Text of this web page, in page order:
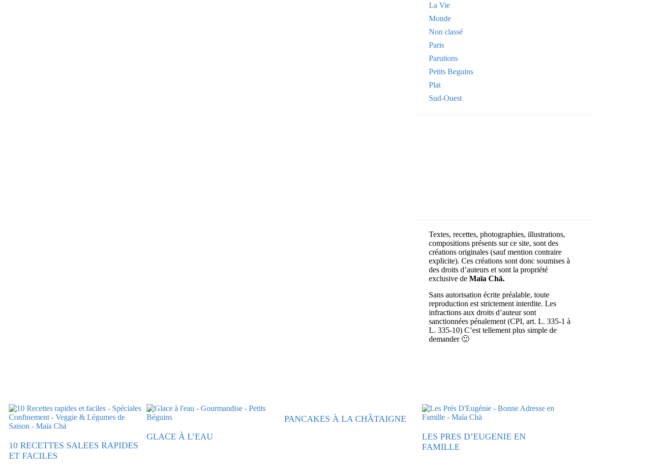
La Vie
Monde
Non classé
Paris
Parutions
Petits Beguins
Plat
Sud-Ouest
Textes, recettes, photographies, illustrations,
compositions présents sur ce site, sont des
créations originales (sauf mention contraire
explicite). Ces créations sont donc soumises à
des droits d’auteurs et sont la propriété
exclusive de Maïa Chä.
Sans autorisation écrite préalable, toute
reproduction est strictement interdite. Les
infractions aux droits d’auteur sont
sanctionnées pénalement (CPI, art. L. 335-1 à
L. 335-10) C’est tellement plus simple de
demander 🙂
10 RECETTES SALEES RAPIDES
ET FACILES
GLACE À L’EAU
PANCAKES À LA CHÂTAIGNE
LES PRES D’EUGENIE EN
FAMILLE